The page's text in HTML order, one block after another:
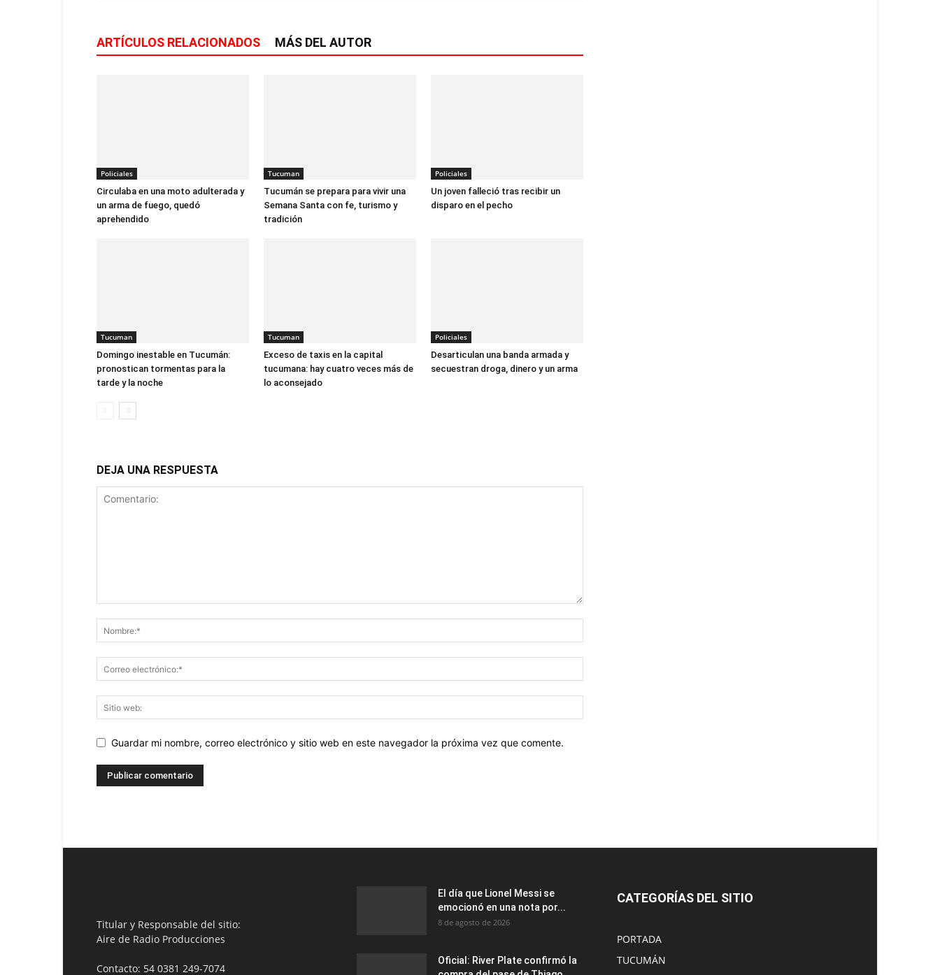
ARTÍCULOS RELACIONADOS MÁS DEL AUTOR
Policiales
Circulaba en una moto adulterada y
un arma de fuego, quedó
aprehendido
Tucuman
Tucumán se prepara para vivir una
Semana Santa con fe, turismo y
tradición
Policiales
Un joven falleció tras recibir un
disparo en el pecho
Tucuman
Domingo inestable en Tucumán:
pronostican tormentas para la
tarde y la noche
Tucuman
Exceso de taxis en la capital
tucumana: hay cuatro veces más de
lo aconsejado
Policiales
Desarticulan una banda armada y
secuestran droga, dinero y un arma
DEJA UNA RESPUESTA
Guardar mi nombre, correo electrónico y sitio web en este navegador la próxima vez que comente.
Titular y Responsable del sitio:
Aire de Radio Producciones
Contacto: 54 0381 249-7074
El día que Lionel Messi se
emocionó en una nota por...
8 de agosto de 2026
Oficial: River Plate confirmó la
CATEGORÍAS DEL SITIO
PORTADA
TUCUMÁN